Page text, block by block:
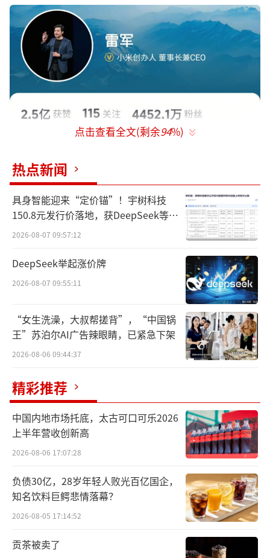
截至10月20日，雷军粉丝跌至4452.1万来源：雷军抖音
尽管那29万并不能撼动雷军四千多万粉丝
的坚实基础。但当“事故”“股价”和“企业
家IP”共振时，不得不促使我们思考一个问
企业家代言这种已经被视为常态的商业模
式，是否到了拐点？
让我们把视线拉回到2011年。
那一年，聚美优品的创始人陈欧在董事会
上眉头紧皱，他接到了一个新任务——担任聚美
优品的代言人。
当时互联网圈儿流行“低调做事”，一个
创始人跑到外面高调宣传，就很容易被贴
上“投机”“不务正业”的标签。
点击查看全文(剩余94%)
热点新闻
具身智能迎来“定价锚”！宇树科技
150.8元发行价落地，获DeepSeek等豪
华战配加持
2026-08-07 09:57:12
DeepSeek举起涨价牌
2026-08-07 09:55:11
“女生洗澡，大叔帮搓背”，“中国锅
王”苏泊尔AI广告辣眼睛，已紧急下架
2026-08-06 09:44:37
精彩推荐
中国内地市场托底，太古可口可乐2026
上半年营收创新高
2026-08-06 17:07:28
负债30亿，28岁年轻人败光百亿国企，
知名饮料巨鳄悲情落幕？
2026-08-05 17:14:52
贡茶被卖了